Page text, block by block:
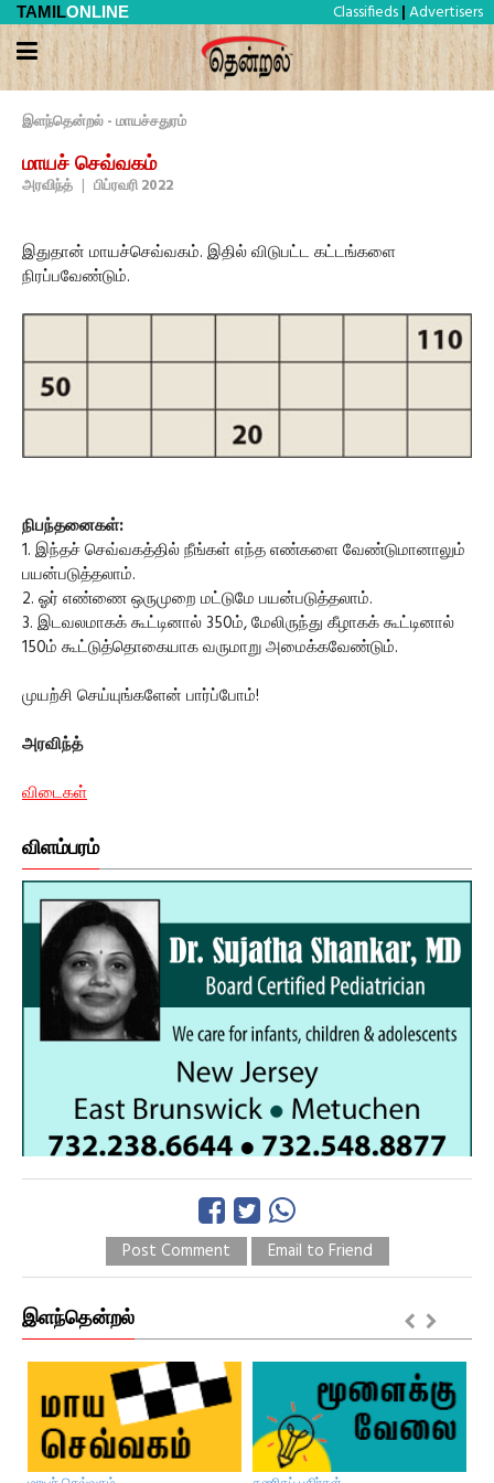
TAMILONLINE Classifieds | Advertisers
இளந்தென்றல் - மாயச்சதுரம்
மாயச் செவ்வகம்
அரவிந்த் | பிப்ரவரி 2022
இதுதான் மாயச்செவ்வகம். இதில் விடுபட்ட கட்டங்களை
நிரப்பவேண்டும்.
நிபந்தனைகள்:
1. இந்தச் செவ்வகத்தில் நீங்கள் எந்த எண்களை வேண்டுமானாலும்
பயன்படுத்தலாம்.
2. ஓர் எண்ணை ஒருமுறை மட்டுமே பயன்படுத்தலாம்.
3. இடவலமாகக் கூட்டினால் 350ம், மேலிருந்து கீழாகக் கூட்டினால்
150ம் கூட்டுத்தொகையாக வருமாறு அமைக்கவேண்டும்.
முயற்சி செய்யுங்களேன் பார்ப்போம்!
அரவிந்த்
விடைகள்
விளம்பரம்
Post Comment Email to Friend
இளந்தென்றல்